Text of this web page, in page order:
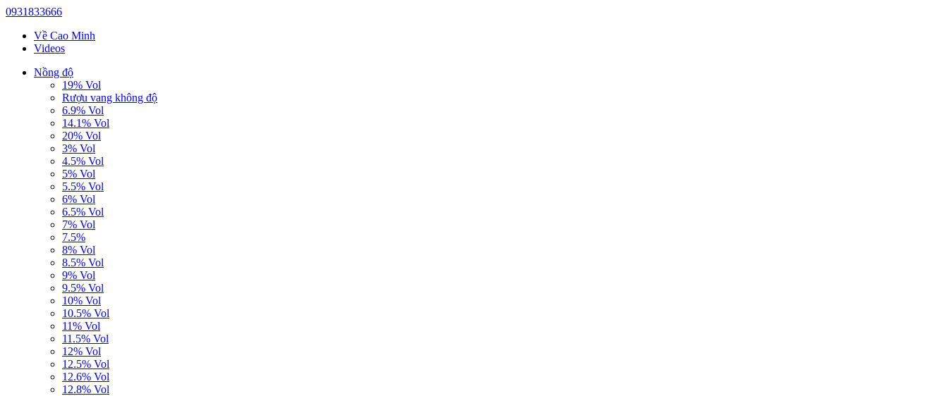
0931833666
Về Cao Minh
Videos
Nồng độ
19% Vol
Rượu vang không độ
6.9% Vol
14.1% Vol
20% Vol
3% Vol
4.5% Vol
5% Vol
5.5% Vol
6% Vol
6.5% Vol
7% Vol
7.5%
8% Vol
8.5% Vol
9% Vol
9.5% Vol
10% Vol
10.5% Vol
11% Vol
11.5% Vol
12% Vol
12.5% Vol
12.6% Vol
12.8% Vol